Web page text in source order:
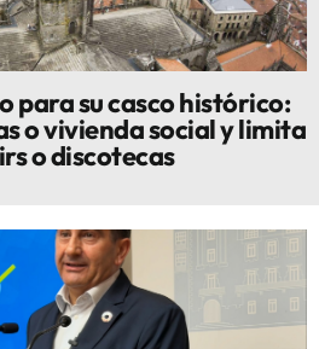
para su casco histórico:
o vivienda social y limita
o discotecas